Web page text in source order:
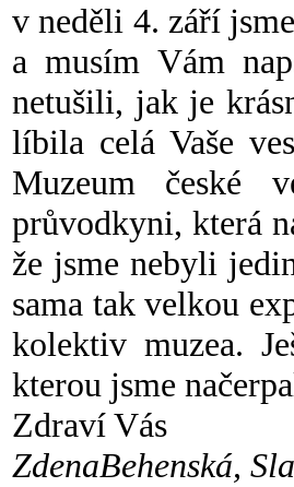
v neděli 4. září
a musím Vám
netušili, jak je
líbila celá Vaše
Muzeum české
průvodkyni, která
že jsme nebyli
sama tak velkou
kolektiv muzea.
kterou jsme
Zdraví Vás
ZdenaBehenská,